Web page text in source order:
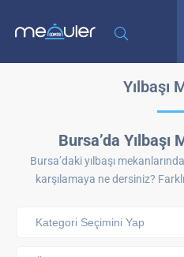
Yılbaşı
Bursa’da
Bursa’daki yılbaşı
karşılamaya ne dersiniz?